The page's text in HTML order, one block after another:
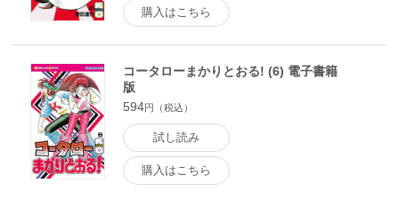
購入はこちら
コータローまかりとおる! (6) 電子書籍
版
594円（税込）
試し読み
購入はこちら